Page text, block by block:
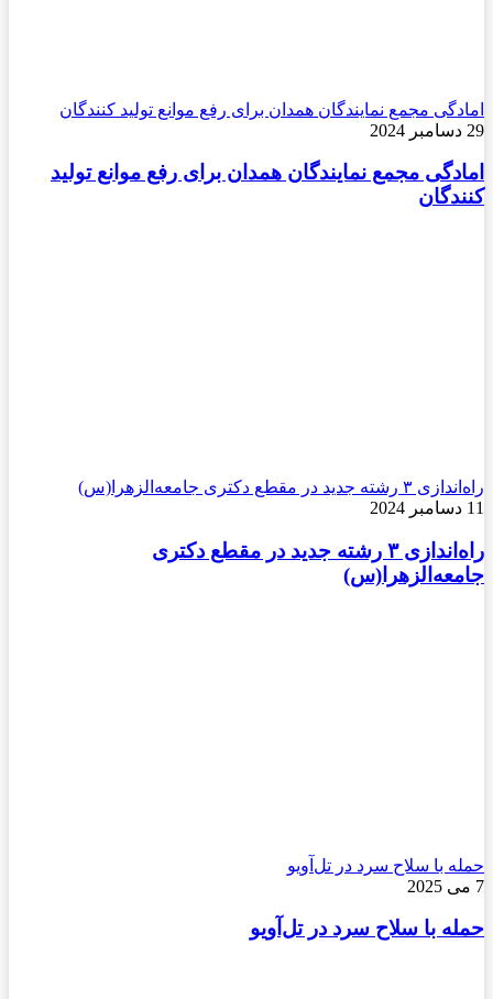
امادگی مجمع نمایندگان همدان برای رفع موانع تولید کنندگان
29 دسامبر 2024
امادگی مجمع نمایندگان همدان برای رفع موانع تولید
کنندگان
راه‌اندازی ۳ رشته جدید در مقطع دکتری جامعه‌الزهرا(س)
11 دسامبر 2024
راه‌اندازی ۳ رشته جدید در مقطع دکتری
جامعه‌الزهرا(س)
حمله با سلاح سرد در تل‌آویو
7 می 2025
حمله با سلاح سرد در تل‌آویو